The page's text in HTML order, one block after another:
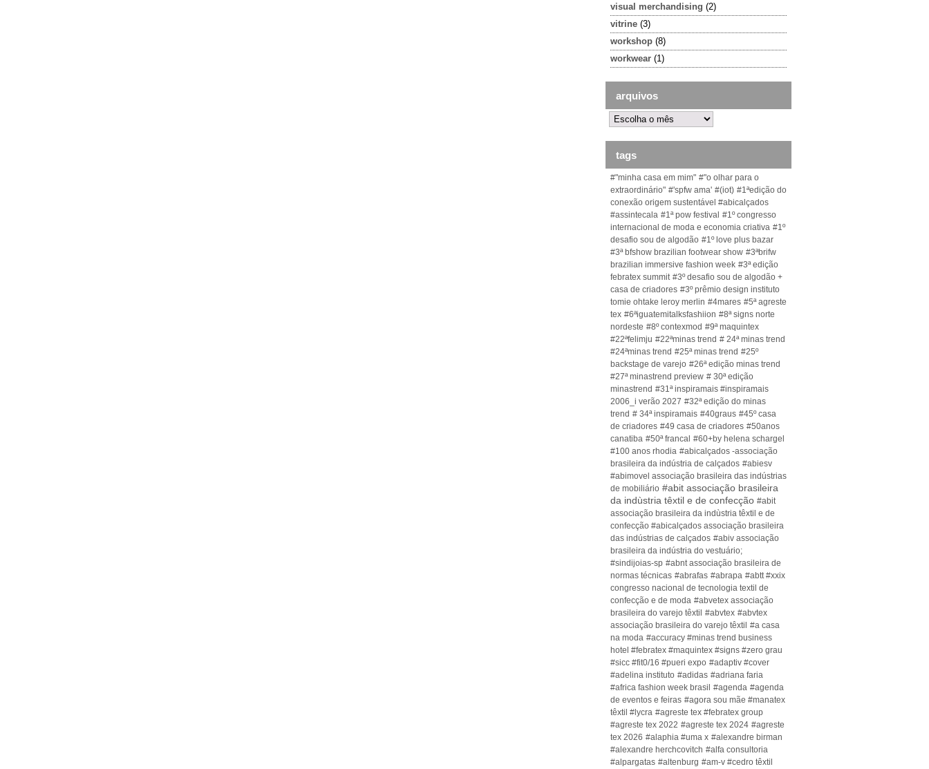
visual merchandising (2)
vitrine (3)
workshop (8)
workwear (1)
arquivos
tags
#"minha casa em mim" #"o olhar para o
extraordinário" #'spfw ama' #(iot) #1ªedição do
conexão origem sustentável #abicalçados
#assintecala #1ª pow festival #1º congresso
internacional de moda e economia criativa #1º
desafio sou de algodão #1º love plus bazar
#3ª bfshow brazilian footwear show #3ªbrifw
brazilian immersive fashion week #3ª edição
febratex summit #3º desafio sou de algodão +
casa de criadores #3º prêmio design instituto
tomie ohtake leroy merlin #4mares #5ª agreste
tex #6ªiguatemitalksfashiion #8ª signs norte
nordeste #8º contexmod #9ª maquintex
#22ªfelimju #22ªminas trend # 24ª minas trend
#24ªminas trend #25ª minas trend #25º
backstage de varejo #26ª edição minas trend
#27ª minastrend preview # 30ª edição
minastrend #31ª inspiramais #inspiramais
2006_i verão 2027 #32ª edição do minas
trend # 34ª inspiramais #40graus #45º casa
de criadores #49 casa de criadores #50anos
canatiba #50ª francal #60+by helena schargel
#100 anos rhodia #abicalçados -associação
brasileira da indústria de calçados #abiesv
#abimovel associação brasileira das indústrias
de mobiliário #abit associação brasileira
da indùstria têxtil e de confecção #abit
associação brasileira da indùstria têxtil e de
confecção #abicalçados associação brasileira
das indústrias de calçados #abiv associação
brasileira da indústria do vestuário;
#sindijoias-sp #abnt associação brasileira de
normas técnicas #abrafas #abrapa #abtt #xxix
congresso nacional de tecnologia textil de
confecção e de moda #abvetex associação
brasileira do varejo têxtil #abvtex #abvtex
associação brasileira do varejo têxtil #a casa
na moda #accuracy #minas trend business
hotel #febratex #maquintex #signs #zero grau
#sicc #fit0/16 #pueri expo #adaptiv #cover
#adelina instituto #adidas #adriana faria
#africa fashion week brasil #agenda #agenda
de eventos e feiras #agora sou mãe #manatex
têxtil #lycra #agreste tex #febratex group
#agreste tex 2022 #agreste tex 2024 #agreste
tex 2026 #alaphia #uma x #alexandre birman
#alexandre herchcovitch #alfa consultoria
#alpargatas #altenburg #am-v #cedro têxtil